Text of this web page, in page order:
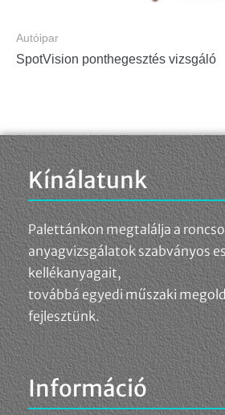
Autóipar
SpotVision ponthegesztés vizsgáló
Kínálatunk
Palettánkon megtalálja a
anyagvizsgálatok szabványos
kellékanyagait,
továbbá egyedi műszaki
fejlesztünk.
Információ